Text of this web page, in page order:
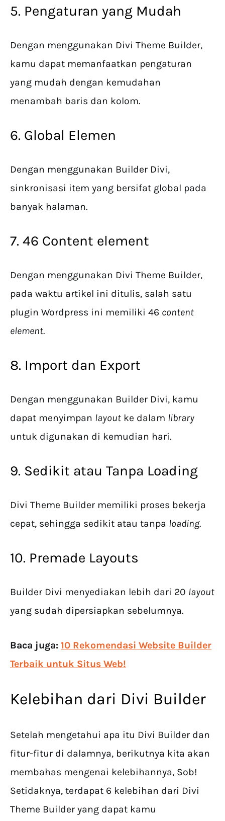
5. Pengaturan yang Mudah
Dengan menggunakan Divi Theme Builder,
kamu dapat memanfaatkan pengaturan
yang mudah dengan kemudahan
menambah baris dan kolom.
6. Global Elemen
Dengan menggunakan Builder Divi,
sinkronisasi item yang bersifat global pada
banyak halaman.
7. 46 Content element
Dengan menggunakan Divi Theme Builder,
pada waktu artikel ini ditulis, salah satu
plugin Wordpress ini memiliki 46 content
element.
8. Import dan Export
Dengan menggunakan Builder Divi, kamu
dapat menyimpan layout ke dalam library
untuk digunakan di kemudian hari.
9. Sedikit atau Tanpa Loading
Divi Theme Builder memiliki proses bekerja
cepat, sehingga sedikit atau tanpa loading.
10. Premade Layouts
Builder Divi menyediakan lebih dari 20 layout
yang sudah dipersiapkan sebelumnya.
Baca juga: 10 Rekomendasi Website Builder
Terbaik untuk Situs Web!
Kelebihan dari Divi Builder
Setelah mengetahui apa itu Divi Builder dan
fitur-fitur di dalamnya, berikutnya kita akan
membahas mengenai kelebihannya, Sob!
Setidaknya, terdapat 6 kelebihan dari Divi
Theme Builder yang dapat kamu